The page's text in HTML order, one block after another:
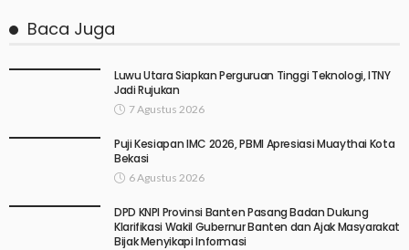
Baca Juga
Luwu Utara Siapkan Perguruan Tinggi Teknologi, ITNY
Jadi Rujukan
7 Agustus 2026
Puji Kesiapan IMC 2026, PBMI Apresiasi Muaythai Kota
Bekasi
6 Agustus 2026
DPD KNPI Provinsi Banten Pasang Badan Dukung
Klarifikasi Wakil Gubernur Banten dan Ajak Masyarakat
Bijak Menyikapi Informasi